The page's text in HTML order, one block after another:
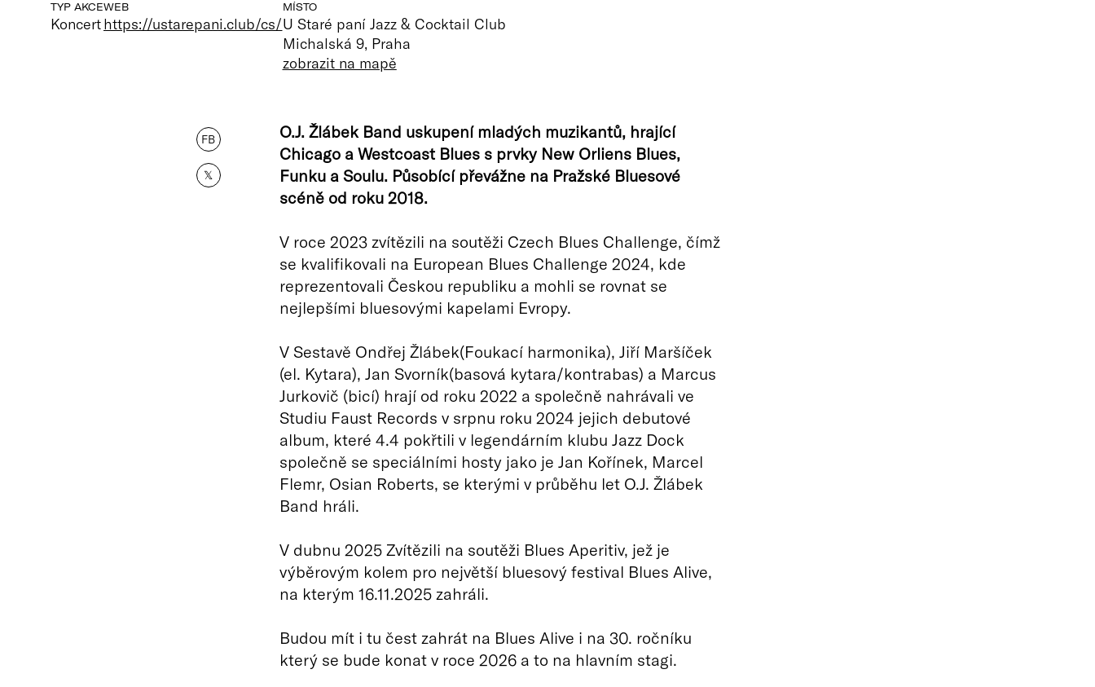
TYP AKCE
Koncert
WEB
https://ustarepani.club/cs/
MÍSTO
U Staré paní Jazz & Cocktail Club
Michalská 9, Praha
zobrazit na mapě
FB
𝕏
O.J. Žlábek Band uskupení mladých muzikantů, hrající
Chicago a Westcoast Blues s prvky New Orliens Blues,
Funku a Soulu. Působící převážne na Pražské Bluesové
scéně od roku 2018.
V roce 2023 zvítězili na soutěži Czech Blues Challenge, čímž
se kvalifikovali na European Blues Challenge 2024, kde
reprezentovali Českou republiku a mohli se rovnat se
nejlepšími bluesovými kapelami Evropy.
V Sestavě Ondřej Žlábek(Foukací harmonika), Jiří Maršíček
(el. Kytara), Jan Svorník(basová kytara/kontrabas) a Marcus
Jurkovič (bicí) hrají od roku 2022 a společně nahrávali ve
Studiu Faust Records v srpnu roku 2024 jejich debutové
album, které 4.4 pokřtili v legendárním klubu Jazz Dock
společně se speciálními hosty jako je Jan Kořínek, Marcel
Flemr, Osian Roberts, se kterými v průběhu let O.J. Žlábek
Band hráli.
V dubnu 2025 Zvítězili na soutěži Blues Aperitiv, jež je
výběrovým kolem pro největší bluesový festival Blues Alive,
na kterým 16.11.2025 zahráli.
Budou mít i tu čest zahrát na Blues Alive i na 30. ročníku
který se bude konat v roce 2026 a to na hlavním stagi.